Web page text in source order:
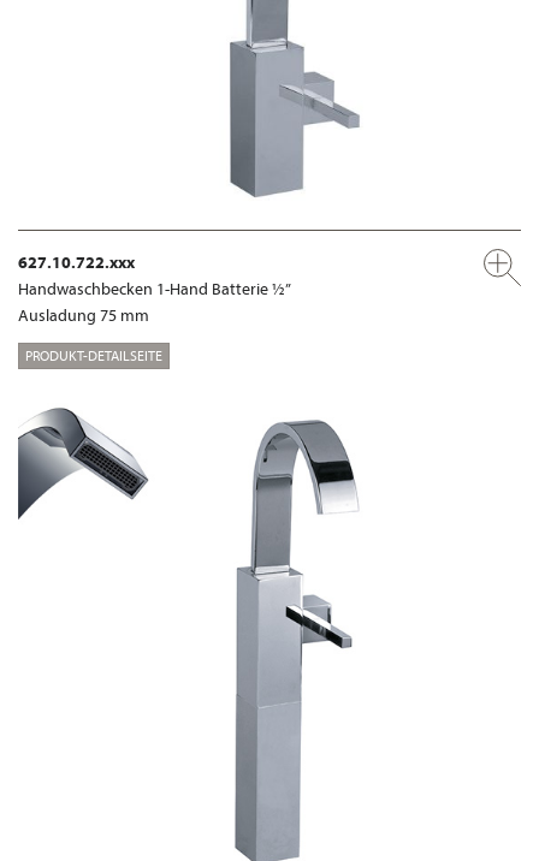
627.10.722.xxx
Handwaschbecken 1-Hand Batterie ½”
Ausladung 75 mm
PRODUKT-DETAILSEITE